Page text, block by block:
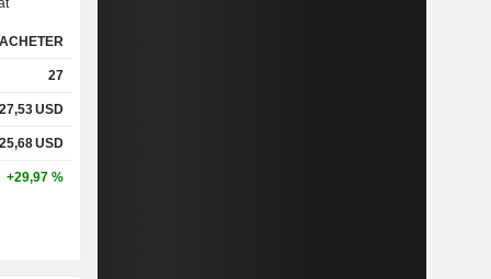
ACHETER
27
USD
USD
+29,97 %